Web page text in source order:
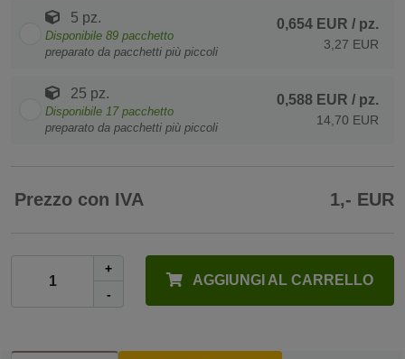
5 pz.
Disponibile 89 pacchetto
preparato da pacchetti più piccoli
0,654 EUR / pz.
3,27 EUR
25 pz.
Disponibile 17 pacchetto
preparato da pacchetti più piccoli
0,588 EUR / pz.
14,70 EUR
Prezzo con IVA 1,- EUR
+
-
AGGIUNGI AL CARRELLO